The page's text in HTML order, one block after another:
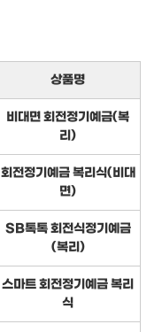
상품명
비대면 회전정기예금(복
리)
회전정기예금 복리식(비대
면)
SB톡톡 회전식정기예금
(복리)
스마트 회전정기예금 복리
식